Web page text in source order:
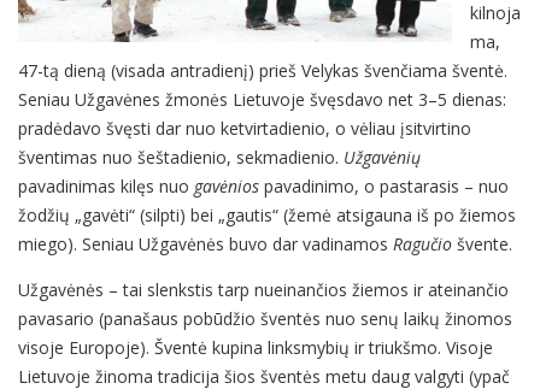
kilnoja
ma,
47-tą dieną (visada antradienį) prieš Velykas švenčiama šventė.
Seniau Užgavėnes žmonės Lietuvoje švęsdavo net 3–5 dienas:
pradėdavo švęsti dar nuo ketvirtadienio, o vėliau įsitvirtino
šventimas nuo šeštadienio, sekmadienio. Užgavėnių
pavadinimas kilęs nuo gavėnios pavadinimo, o pastarasis – nuo
žodžių „gavėti“ (silpti) bei „gautis“ (žemė atsigauna iš po žiemos
miego). Seniau Užgavėnės buvo dar vadinamos Ragučio švente.
Užgavėnės – tai slenkstis tarp nueinančios žiemos ir ateinančio
pavasario (panašaus pobūdžio šventės nuo senų laikų žinomos
visoje Europoje). Šventė kupina linksmybių ir triukšmo. Visoje
Lietuvoje žinoma tradicija šios šventės metu daug valgyti (ypač